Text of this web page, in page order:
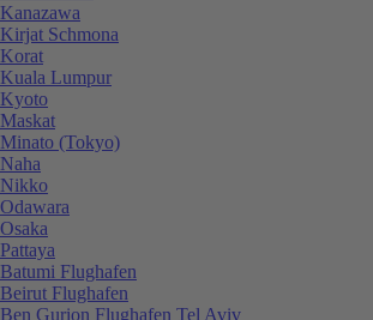
Kanazawa
Kirjat Schmona
Korat
Kuala Lumpur
Kyoto
Maskat
Minato (Tokyo)
Naha
Nikko
Odawara
Osaka
Pattaya
Batumi Flughafen
Beirut Flughafen
Ben Gurion Flughafen Tel Aviv